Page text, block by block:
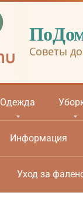
Советы
Одежда
Информация
Уход за